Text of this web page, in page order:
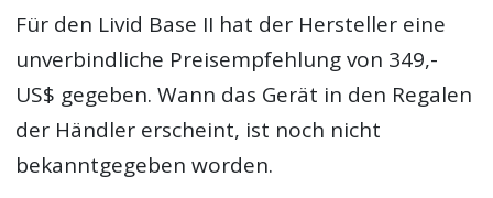
Für den Livid Base II hat der Hersteller eine
unverbindliche Preisempfehlung von 349,-
US$ gegeben. Wann das Gerät in den Regalen
der Händler erscheint, ist noch nicht
bekanntgegeben worden.